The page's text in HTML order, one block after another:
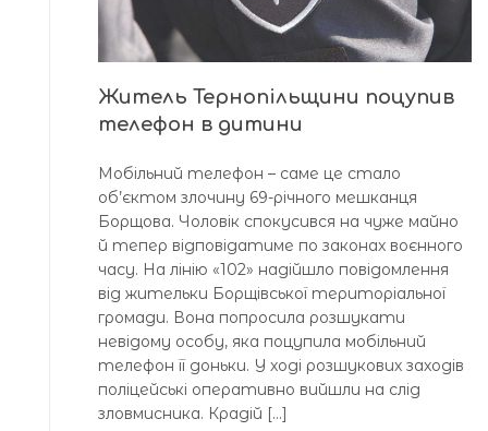
Житель Тернопільщини поцупив
телефон в дитини
Мобільний телефон – саме це стало
об’єктом злочину 69-річного мешканця
Борщова. Чоловік спокусився на чуже майно
й тепер відповідатиме по законах воєнного
часу. На лінію «102» надійшло повідомлення
від жительки Борщівської територіальної
громади. Вона попросила розшукати
невідому особу, яка поцупила мобільний
телефон її доньки. У ході розшукових заходів
поліцейські оперативно вийшли на слід
зловмисника. Крадій […]